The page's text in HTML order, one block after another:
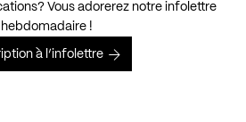
Vous adorerez notre infolettre
hebdomadaire !
à l’infolettre